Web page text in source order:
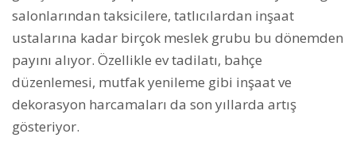
salonlarından taksicilere, tatlıcılardan inşaat
ustalarına kadar birçok meslek grubu bu dönemden
payını alıyor. Özellikle ev tadilatı, bahçe
düzenlemesi, mutfak yenileme gibi inşaat ve
dekorasyon harcamaları da son yıllarda artış
gösteriyor.